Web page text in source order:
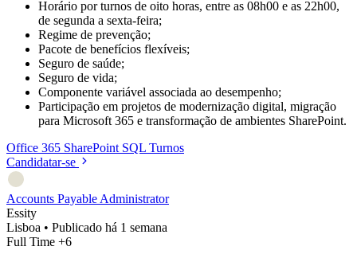
Horário por turnos de oito horas, entre as 08h00 e as 22h00,
de segunda a sexta-feira;
Regime de prevenção;
Pacote de benefícios flexíveis;
Seguro de saúde;
Seguro de vida;
Componente variável associada ao desempenho;
Participação em projetos de modernização digital, migração
para Microsoft 365 e transformação de ambientes SharePoint.
Office 365 SharePoint SQL Turnos
Candidatar-se
Accounts Payable Administrator
Essity
Lisboa • Publicado há 1 semana
Full Time +6